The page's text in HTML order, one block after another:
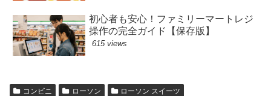
初心者も安心！ファミリーマートレジ
操作の完全ガイド【保存版】
615 views
コンビニ ローソン ローソン スイーツ